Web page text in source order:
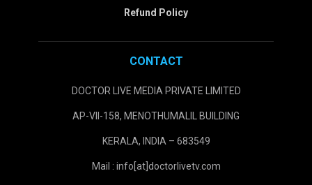
Refund Policy
CONTACT
DOCTOR LIVE MEDIA PRIVATE LIMITED
AP-VII-158, MENOTHUMALIL BUILDING
KERALA, INDIA – 683549
Mail : info[at]doctorlivetv.com